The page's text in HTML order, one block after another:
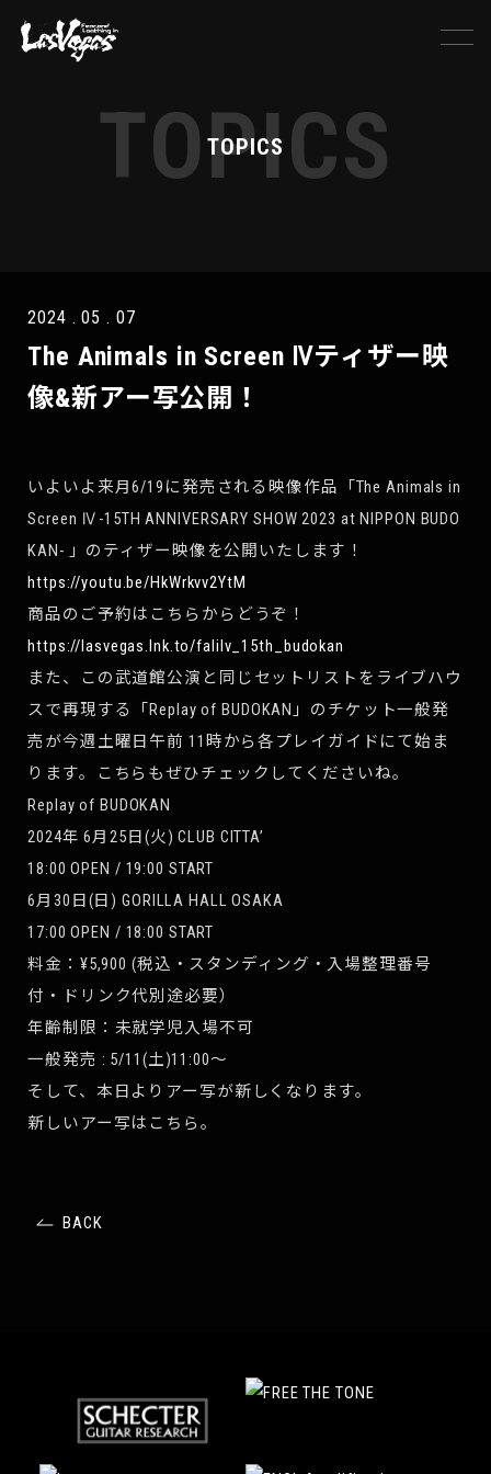
TOPICS
TOPICS
2024 . 05 . 07
The Animals in Screen Ⅳティザー映
像&新アー写公開！
いよいよ来月6/19に発売される映像作品「The Animals in
Screen Ⅳ-15TH ANNIVERSARY SHOW 2023 at NIPPON BUDO
KAN- 」のティザー映像を公開いたします！
https://youtu.be/HkWrkvv2YtM
商品のご予約はこちらからどうぞ！
https://lasvegas.lnk.to/falilv_15th_budokan
また、この武道館公演と同じセットリストをライブハウ
スで再現する「Replay of BUDOKAN」のチケット一般発
売が今週土曜日午前 11時から各プレイガイドにて始ま
ります。こちらもぜひチェックしてくださいね。
Replay of BUDOKAN
2024年 6月25日(火) CLUB CITTA’
18:00 OPEN / 19:00 START
6月30日(日) GORILLA HALL OSAKA
17:00 OPEN / 18:00 START
料金：¥5,900 (税込・スタンディング・入場整理番号
付・ドリンク代別途必要）
年齢制限：未就学児入場不可
一般発売 : 5/11(土)11:00〜
そして、本日よりアー写が新しくなります。
新しいアー写はこちら。
BACK